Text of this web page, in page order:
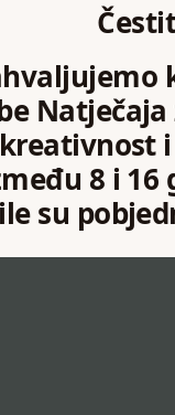
8 i
su